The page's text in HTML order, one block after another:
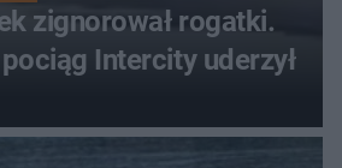
zignorował rogatki.
Intercity uderzył